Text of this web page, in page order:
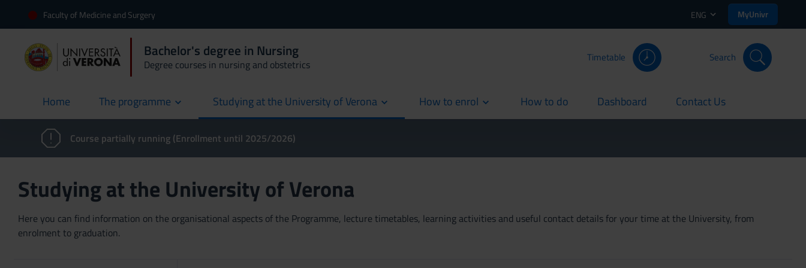
Faculty of Medicine and Surgery ENG MyUnivr
Bachelor's degree in Nursing
Degree courses in nursing and obstetrics
Timetable Search
Home
current The programme Studying at the University of Verona How to enrol How to do
current Dashboard
current Contact Us
current
Course partially running (Enrollment until 2025/2026)
Studying at the University of Verona
Here you can find information on the organisational aspects of the Programme, lecture timetables, learning activities and useful contact details for your time at the University, from
enrolment to graduation.